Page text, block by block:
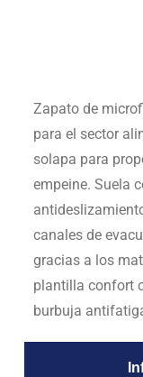
Zapato de
para el sector
solapa para
empeine. Suela
canales de
gracias a los
plantilla confort
burbuja